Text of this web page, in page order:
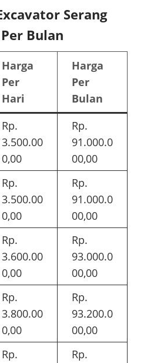
Serang
Bulan
Harga
Per
Hari
Harga
Per
Bulan
Rp.
3.500.00
0,00
Rp.
91.000.0
00,00
Rp.
3.500.00
0,00
Rp.
91.000.0
00,00
Rp.
3.600.00
0,00
Rp.
93.000.0
00,00
Rp.
3.800.00
0,00
Rp.
93.200.0
00,00
Rp.
Rp.